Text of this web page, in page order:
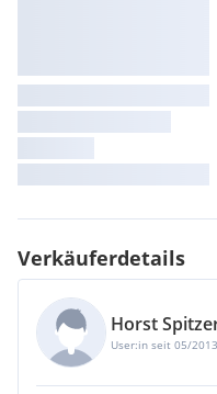
Verkäuferdetails
Horst
User:in seit 05/2013